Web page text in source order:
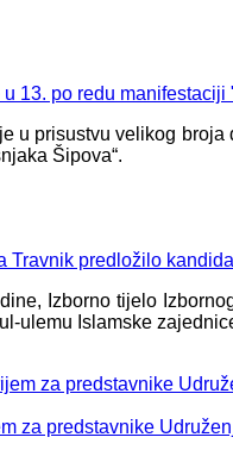
13. po redu
u prisustvu velikog
Šipova“.
Travnik predložilo
Izborno tijelo
ulemu Islamske
za predstavnike